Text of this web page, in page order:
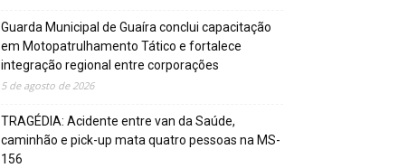
Guarda Municipal de Guaíra conclui capacitação
em Motopatrulhamento Tático e fortalece
integração regional entre corporações
5 de agosto de 2026
TRAGÉDIA: Acidente entre van da Saúde,
caminhão e pick-up mata quatro pessoas na MS-
156